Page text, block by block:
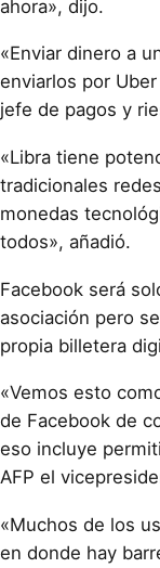
ahora», dijo.
«Enviar dinero a
enviarlos por
jefe de pagos y
«Libra tiene
tradicionales
monedas
todos», añadió.
Facebook será
asociación pero
propia billetera
«Vemos esto
de Facebook de
eso incluye
AFP el
«Muchos de los
en donde hay